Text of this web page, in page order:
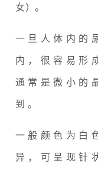
女）。
一旦人体内的
内，很容易形
通常是微小的
到。
一般颜色为白
异，可呈现针